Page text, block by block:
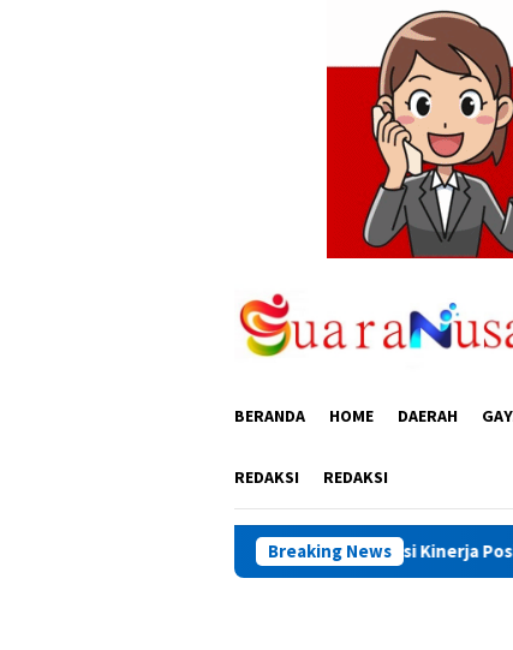
BERANDA HOME DAERAH
REDAKSI REDAKSI
Breaking News
PAMA Apresiasi Kinerja Positif Kepala